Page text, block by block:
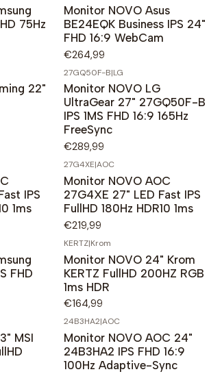
75Hz
Monitor NOVO Asus
BE24EQK Business IPS 24"
FHD 16:9 WebCam
€264,99
22"
27GQ50F-B|LG
Monitor NOVO LG
UltraGear 27" 27GQ50F-B
IPS 1MS FHD 16:9 165Hz
FreeSync
€289,99
IPS
1ms
27G4XE|AOC
Monitor NOVO AOC
27G4XE 27" LED Fast IPS
FullHD 180Hz HDR10 1ms
€219,99
FHD
KERTZ|Krom
Monitor NOVO 24" Krom
KERTZ FullHD 200HZ RGB
1ms HDR
€164,99
MSI
24B3HA2|AOC
Monitor NOVO AOC 24"
24B3HA2 IPS FHD 16:9
100Hz Adaptive-Sync